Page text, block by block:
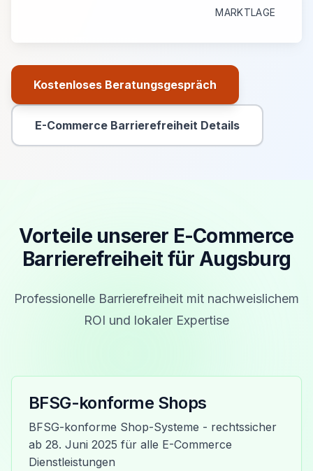
MARKTLAGE
Kostenloses Beratungsgespräch
Primäre Aktion
E-Commerce Barrierefreiheit Details
Sekundäre Aktion
Vorteile unserer E-Commerce
Barrierefreiheit für Augsburg
Professionelle Barrierefreiheit mit nachweislichem
ROI und lokaler Expertise
BFSG-konforme Shops
BFSG-konforme Shop-Systeme - rechtssicher
ab 28. Juni 2025 für alle E-Commerce
Dienstleistungen